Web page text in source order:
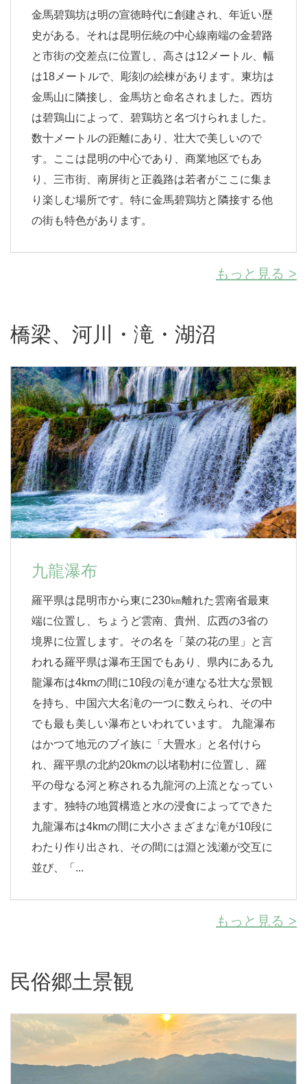
金馬碧鶏坊は明の宣徳時代に創建され、年近い歴
史がある。それは昆明伝統の中心線南端の金碧路
と市街の交差点に位置し、高さは12メートル、幅
は18メートルで、彫刻の絵棟があります。東坊は
金馬山に隣接し、金馬坊と命名されました。西坊
は碧鶏山によって、碧鶏坊と名づけられました。
数十メートルの距離にあり、壮大で美しいので
す。ここは昆明の中心であり、商業地区でもあ
り、三市街、南屏街と正義路は若者がここに集ま
り楽しむ場所です。特に金馬碧鶏坊と隣接する他
の街も特色があります。
もっと見る >
橋梁、河川・滝・湖沼
九龍瀑布
羅平県は昆明市から東に230㎞離れた雲南省最東
端に位置し、ちょうど雲南、貴州、広西の3省の
境界に位置します。その名を「菜の花の里」と言
われる羅平県は瀑布王国でもあり、県内にある九
龍瀑布は4kmの間に10段の滝が連なる壮大な景観
を持ち、中国六大名滝の一つに数えられ、その中
でも最も美しい瀑布といわれています。 九龍瀑布
はかつて地元のブイ族に「大畳水」と名付けら
れ、羅平県の北約20kmの以堵勒村に位置し、羅
平の母なる河と称される九龍河の上流となってい
ます。独特の地質構造と水の浸食によってできた
九龍瀑布は4kmの間に大小さまざまな滝が10段に
わたり作り出され、その間には淵と浅瀬が交互に
並び、「...
もっと見る >
民俗郷土景観